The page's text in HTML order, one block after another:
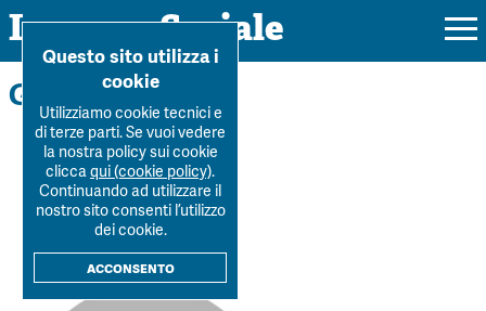
Impresa Sociale
Rivista
Ultimo numero
La Rivista
Submission
Forum
Dossier
Home Enrico Sacco
Gli autori
Questo sito utilizza i
cookie
Utilizziamo cookie tecnici e
di terze parti. Se vuoi vedere
la nostra policy sui cookie
cliccaqui (cookie policy).
Continuando ad utilizzare il
nostro sito consenti l’utilizzo
dei cookie.
acconsento